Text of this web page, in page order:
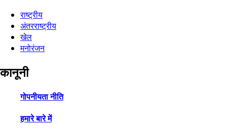
राष्ट्रीय
अंतरराष्ट्रीय
खेल
मनोरंजन
कानूनी
गोपनीयता नीति
हमारे बारे में